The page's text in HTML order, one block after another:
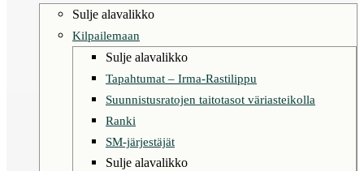
Sulje alavalikko
Kilpailemaan
Sulje alavalikko
Tapahtumat – Irma-Rastilippu
Suunnistusratojen taitotasot väriasteikolla
Ranki
SM-järjestäjät
Sulje alavalikko